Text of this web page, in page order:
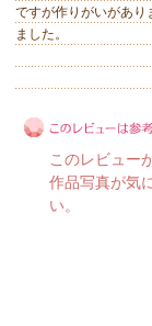
ですが作りがいがあり
ました。
このレビューは参
このレビュー
作品写真が気
い。